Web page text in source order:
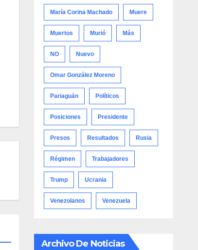
María Corina Machado Muere
Muertos Murió Más
NO Nuevo
Omar González Moreno
Pariaguán Políticos
Posiciones Presidente
Presos Resultados Rusia
Régimen Trabajadores
Trump Ucrania
Venezolanos Venezuela
Archivo De Noticias